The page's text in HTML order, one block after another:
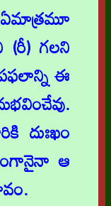
(రీ) గలని
ఈ
దుఃఖం
ఆ